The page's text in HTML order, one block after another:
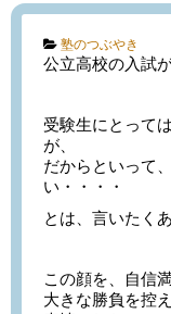
Categories:
塾のつぶやき
公立高校の入試
受験生にとって
が、
だからといって
い・・・・
とは、言いたく
この顔を、自信
大きな勝負を控